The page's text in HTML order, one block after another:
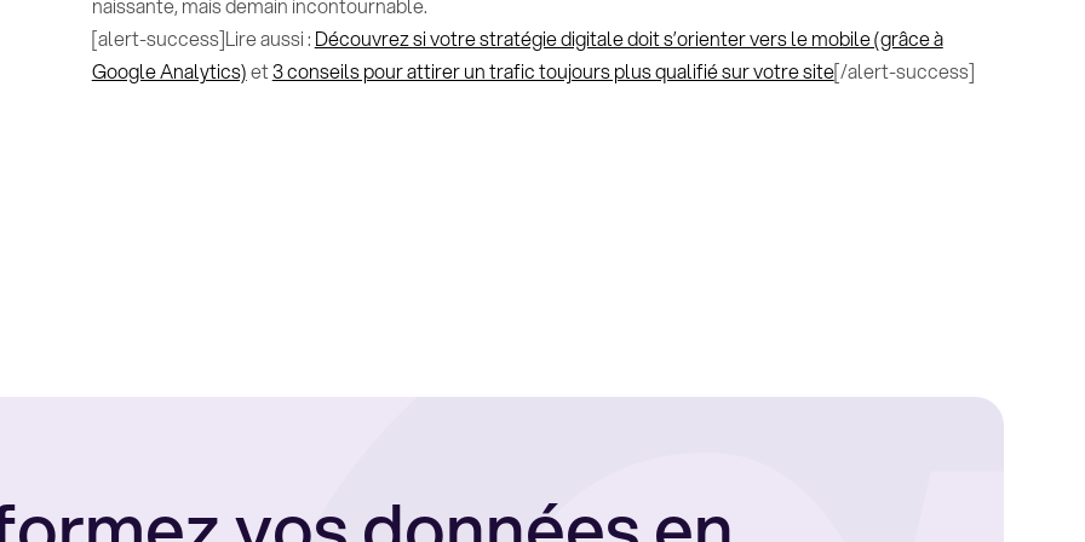
naissante, mais demain incontournable.
[alert-success]Lire aussi : Découvrez si votre stratégie digitale doit s’orienter vers le mobile (grâce à
Google Analytics)et3 conseils pour attirer un trafic toujours plus qualifié sur votre site[/alert-success]